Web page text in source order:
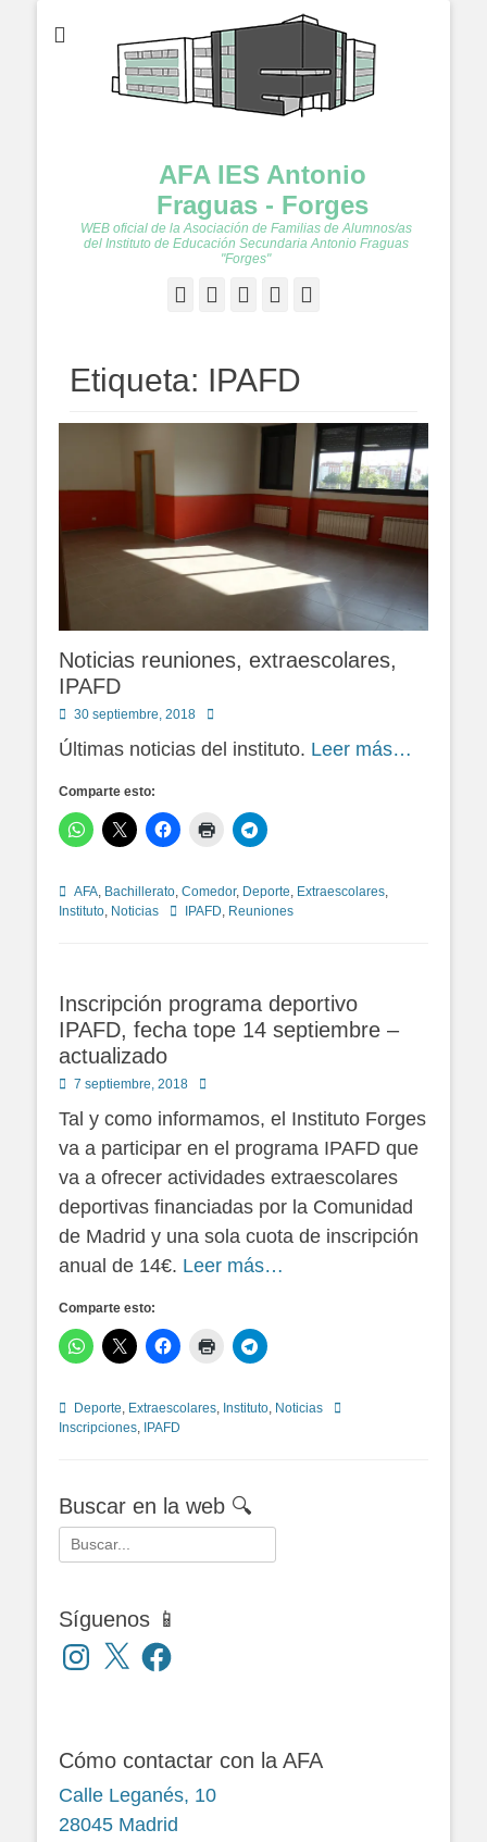
AFA IES Antonio
Fraguas - Forges
WEB oficial de la Asociación de Familias de Alumnos/as
del Instituto de Educación Secundaria Antonio Fraguas
"Forges"
Facebook
Twitter
Feed YouTube
Etiqueta: IPAFD
Noticias reuniones, extraescolares,
IPAFD
Publicado
30 septiembre, 2018 Autor
Últimas noticias del instituto. Leer más…
Comparte esto:
Categorías
AFA, Bachillerato, Comedor, Deporte, Extraescolares,
Instituto, Noticias Etiquetas
IPAFD, Reuniones
Inscripción programa deportivo
IPAFD, fecha tope 14 septiembre –
actualizado
Publicado
7 septiembre, 2018 Autor
Tal y como informamos, el Instituto Forges
va a participar en el programa IPAFD que
va a ofrecer actividades extraescolares
deportivas financiadas por la Comunidad
de Madrid y una sola cuota de inscripción
anual de 14€. Leer más…
Comparte esto:
Categorías
Deporte, Extraescolares, Instituto, Noticias
Etiquetas
Inscripciones, IPAFD
Buscar en la web 🔍
Buscar:
Síguenos 📱
Instagram
X Facebook
Cómo contactar con la AFA
Calle Leganés, 10
28045 Madrid